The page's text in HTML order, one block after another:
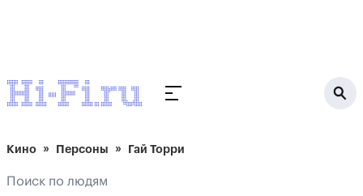
Кино Персоны Гай Торри
Поиск по людям